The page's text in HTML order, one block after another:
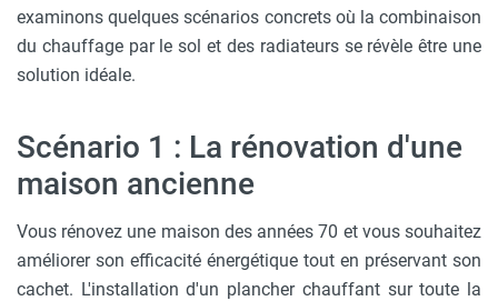
examinons quelques scénarios concrets où la combinaison
du chauffage par le sol et des radiateurs se révèle être une
solution idéale.
Scénario 1 : La rénovation d'une
maison ancienne
Vous rénovez une maison des années 70 et vous souhaitez
améliorer son efficacité énergétique tout en préservant son
cachet. L'installation d'un plancher chauffant sur toute la